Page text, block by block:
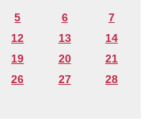
5 6
7
12 13
14
19 20
21
26 27
28